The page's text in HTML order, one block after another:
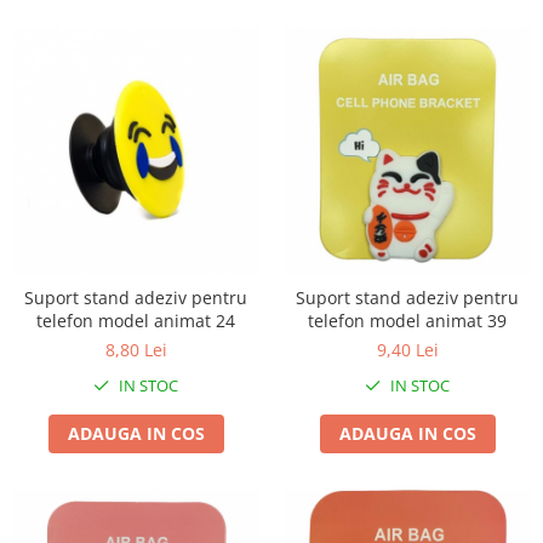
Zdrobitoare electrice
Zdrobitoare electrice & manuale
Zdrobitoare manuale
Masini de cusut si accesorii
Articole antidaunatori gradina
Suflante si aspiratoare exterior
Unelte altoit
Unelte manuale de gradina -
Stropitori
Folie si plase pt plante
Masini batut stalpi
Suport stand adeziv pentru
telefon model animat 24
8,80 Lei
IN STOC
ADAUGA IN COS
Suport stand adeziv pentru
telefon model animat 39
9,40 Lei
IN STOC
ADAUGA IN COS